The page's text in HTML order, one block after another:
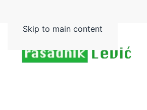
Skip to main content